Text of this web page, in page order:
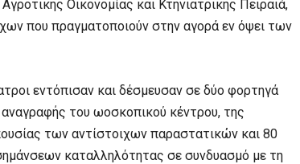
Οικονομίας και Κτηνιατρικής Πειραιά,
που πραγματοποιούν στην αγορά εν όψει των
εντόπισαν και δέσμευσαν σε δύο φορτηγά
του ωοσκοπικού κέντρου, της
των αντίστοιχων παραστατικών και 80
καταλληλότητας σε συνδυασμό με τη